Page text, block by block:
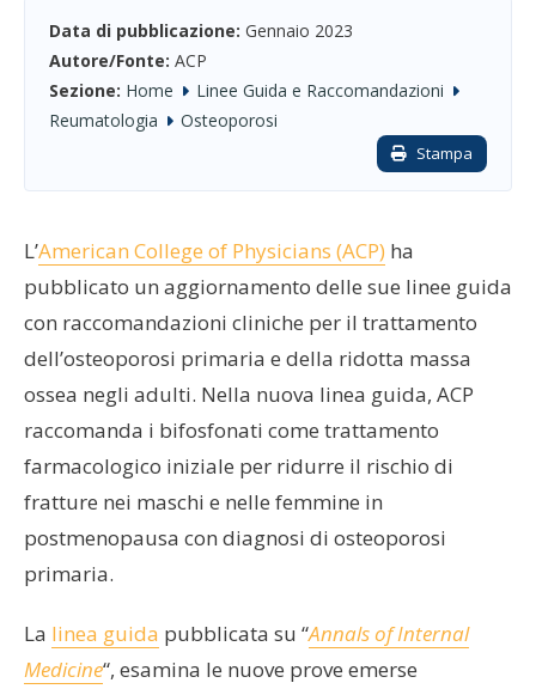
Data di pubblicazione: Gennaio 2023
Autore/Fonte: ACP
Sezione: Home
Linee Guida e Raccomandazioni
Reumatologia
Osteoporosi
Stampa
L’American College of Physicians (ACP) ha
pubblicato un aggiornamento delle sue linee guida
con raccomandazioni cliniche per il trattamento
dell’osteoporosi primaria e della ridotta massa
ossea negli adulti. Nella nuova linea guida, ACP
raccomanda i bifosfonati come trattamento
farmacologico iniziale per ridurre il rischio di
fratture nei maschi e nelle femmine in
postmenopausa con diagnosi di osteoporosi
primaria.
La linea guida pubblicata su “Annals of Internal
Medicine“, esamina le nuove prove emerse